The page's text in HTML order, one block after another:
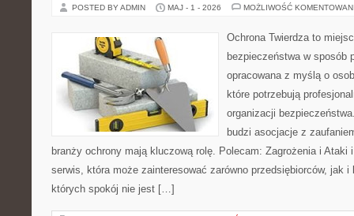
POSTED BY ADMIN MAJ - 1 - 2026 MOŻLIWOŚĆ
Ochrona Twierdza to
bezpieczeństwa w sposób
opracowana z myślą o
które potrzebują
organizacji
budzi asocjacje z
branży ochrony mają kluczową rolę. Polecam: Zagrożenia i Ataki
serwis, która może zainteresować zarówno przedsiębiorców, jak
których spokój nie jest […]